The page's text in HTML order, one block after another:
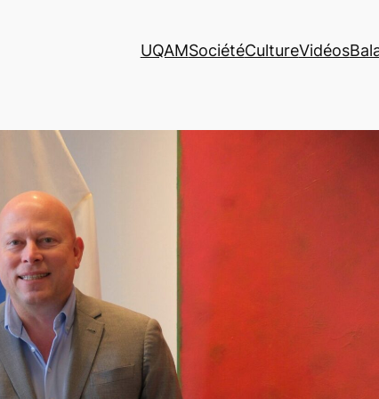
UQAMSociétéCultureVidéos